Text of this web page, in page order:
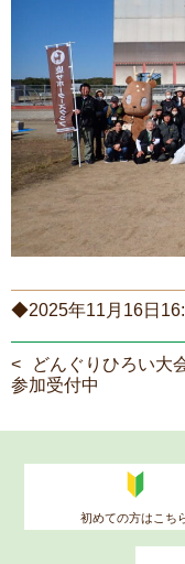
◆2025年11月16日
どんぐりひろい大
参加受付中
初めての方はこち